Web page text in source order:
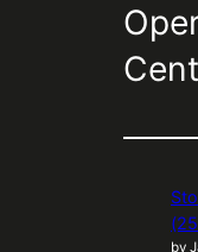
by